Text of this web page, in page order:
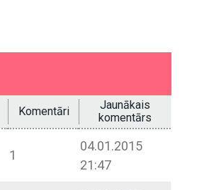
Komentāri
Jaunākais
komentārs
1
04.01.2015
21:47